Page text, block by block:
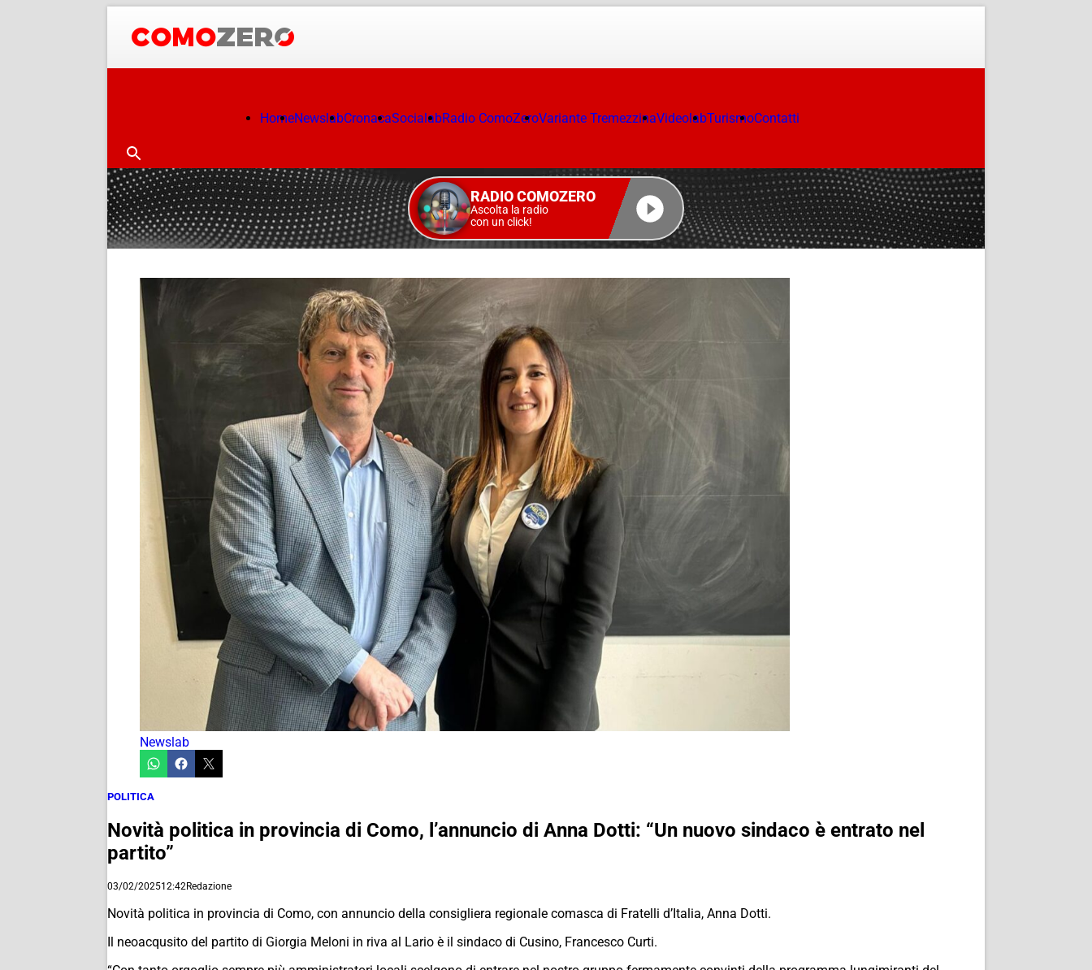
HomeNewslabCronacaSocialabRadio ComoZeroVariante TremezzinaVideolabTurismoContatti
RADIO COMOZERO
Ascolta la radio
con un click!
Newslab
POLITICA
Novità politica in provincia di Como, l’annuncio di Anna Dotti: “Un nuovo sindaco è entrato nel
partito”
03/02/202512:42Redazione
Novità politica in provincia di Como, con annuncio della consigliera regionale comasca di Fratelli d’Italia, Anna Dotti.
Il neoacqusito del partito di Giorgia Meloni in riva al Lario è il sindaco di Cusino, Francesco Curti.